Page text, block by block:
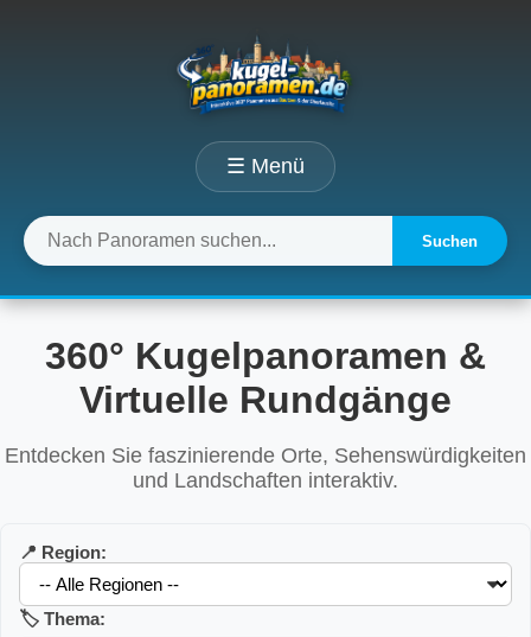
☰ Menü
Suchen
360° Kugelpanoramen &
Virtuelle Rundgänge
Entdecken Sie faszinierende Orte, Sehenswürdigkeiten
und Landschaften interaktiv.
📍 Region:
🏷️ Thema: